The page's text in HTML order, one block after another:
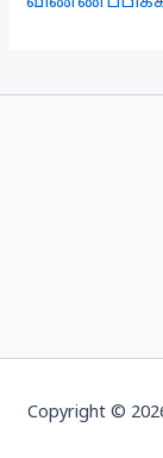
Copyright ©